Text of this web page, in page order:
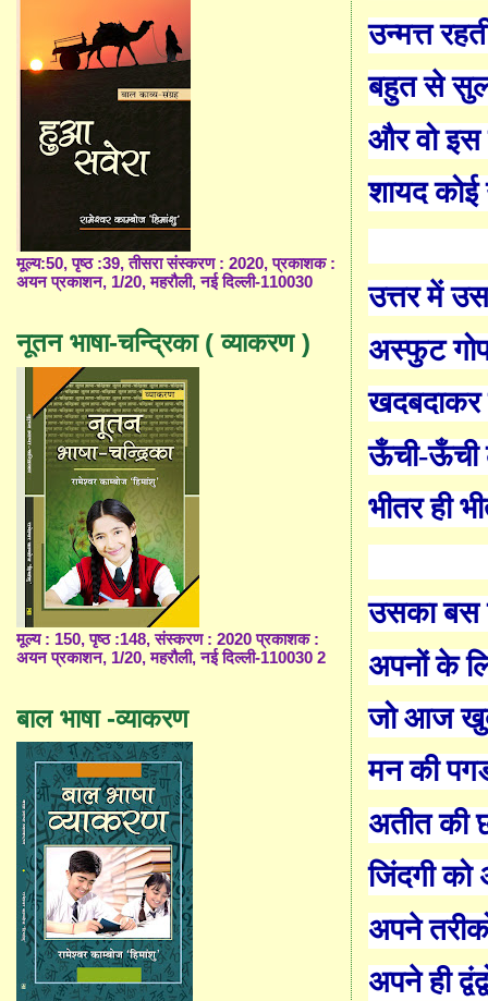
उन्मत्त
बहुत से
और वो इस
शायद कोई
उत्तर में
अस्फुट
खदबदाकर
ऊँची-ऊँची
भीतर ही
उसका बस
अपनों के
जो आज
मन की
अतीत की
जिंदगी को
अपने
अपने ही द्वं
मूल्य:50, पृष्ठ :39, तीसरा संस्करण : 2020, प्रकाशक :
अयन प्रकाशन, 1/20, महरौली, नई दिल्ली-110030
नूतन भाषा-चन्द्रिका ( व्याकरण )
मूल्य : 150, पृष्ठ :148, संस्करण : 2020 प्रकाशक :
अयन प्रकाशन, 1/20, महरौली, नई दिल्ली-110030 2
बाल भाषा -व्याकरण